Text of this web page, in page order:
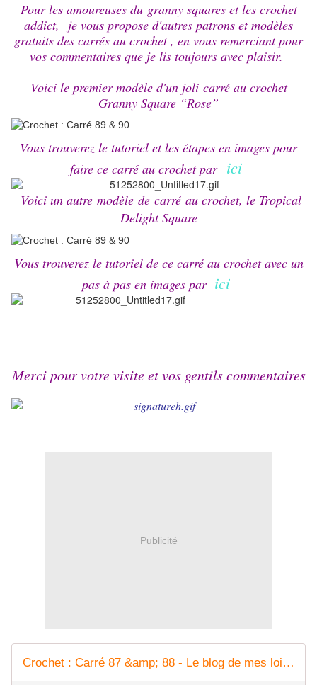
Pour les amoureuses du granny squares et les crochet
addict, je vous propose d'autres patrons et modèles
gratuits des carrés au crochet , en vous remerciant pour
vos commentaires que je lis toujours avec plaisir.
Voici le premier modèle d'un joli carré au crochet
Granny Square “Rose”
Vous trouverez le tutoriel et les étapes en images pour
faire ce carré au crochet par ici
Voici un autre modèle de carré au crochet, le Tropical
Delight Square
Vous trouverez le tutoriel de ce carré au crochet avec un
pas à pas en images par ici
Merci pour votre visite et vos gentils commentaires
Publicité
Crochet : Carré 87 &amp; 88 - Le blog de mes loisirs